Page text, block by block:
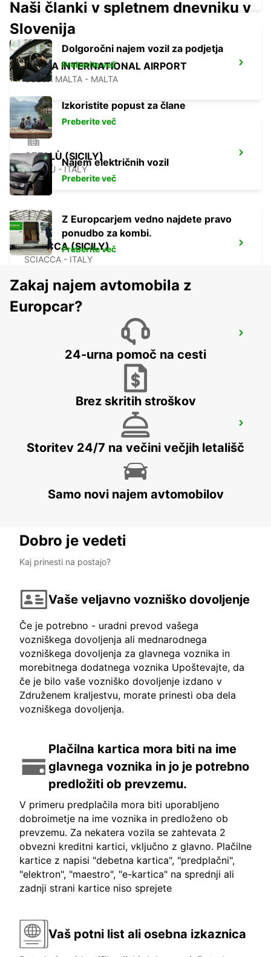
MALTA INTERNATIONAL AIRPORT
GUDJA MALTA - MALTA
CEFALÙ (SICILY)
CEFALÙ - ITALY
SCIACCA (SICILY)
SCIACCA - ITALY
PALERMO RAILWAY STATION (SICILY)
PALERMO - ITALY
LAMEZIA TERME - ITALY
Naši članki v spletnem dnevniku v
Slovenija
Dolgoročni najem vozil za podjetja
Preberite več
Izkoristite popust za člane
Preberite več
Najem električnih vozil
Preberite več
Z Europcarjem vedno najdete pravo
ponudbo za kombi.
Preberite več
Zakaj najem avtomobila z
Europcar?
24-urna pomoč na cesti
Brez skritih stroškov
Storitev 24/7 na večini večjih letališč
Samo novi najem avtomobilov
Dobro je vedeti
Kaj prinesti na postajo?
Vaše veljavno vozniško dovoljenje
Če je potrebno - uradni prevod vašega
vozniškega dovoljenja ali mednarodnega
vozniškega dovoljenja za glavnega voznika in
morebitnega dodatnega voznika Upoštevajte, da
če je bilo vaše vozniško dovoljenje izdano v
Združenem kraljestvu, morate prinesti oba dela
vozniškega dovoljenja.
Plačilna kartica mora biti na ime
glavnega voznika in jo je potrebno
predložiti ob prevzemu.
V primeru predplačila mora biti uporabljeno
dobroimetje na ime voznika in predloženo ob
prevzemu. Za nekatera vozila se zahtevata 2
obvezni kreditni kartici, vključno z glavno. Plačilne
kartice z napisi "debetna kartica", "predplačni",
"elektron", "maestro", "e-kartica" na sprednji ali
zadnji strani kartice niso sprejete
Vaš potni list ali osebna izkaznica